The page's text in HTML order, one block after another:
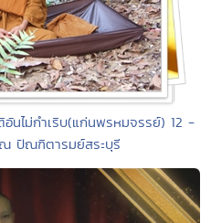
นไม่กำเริบ(แก่นพรหมจรรย์) 12 -
ปัณฑิตารมย์สระบุรี